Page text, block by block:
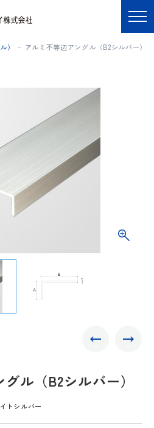
） アルミ不等辺アングル（B2シルバー）
ル（B2シルバー）
トシルバー